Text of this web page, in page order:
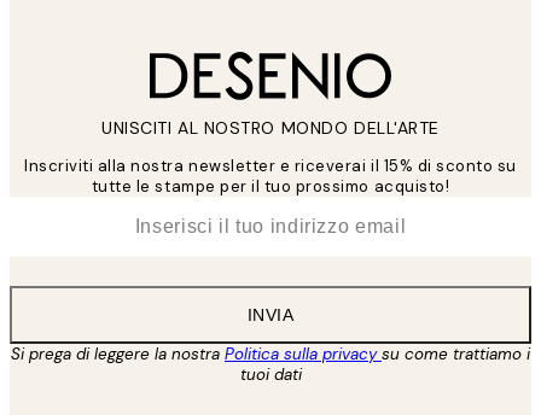
UNISCITI AL NOSTRO MONDO DELL'ARTE
Inscriviti alla nostra newsletter e riceverai il 15% di sconto su
tutte le stampe per il tuo prossimo acquisto!
INVIA
Si prega di leggere la nostra Politica sulla privacysu come trattiamo i
tuoi dati